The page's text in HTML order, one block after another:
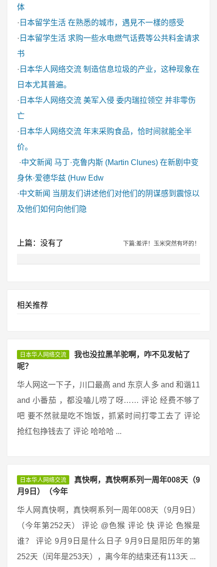
体
· 日本留学生活 在熟悉的城市，遇見不一樣的感受
· 日本留学生活 求购一些水电燃气话费等公共料金请求
书
· 日本华人网络交流 制造信息垃圾的产业，这种现象在
日本尤其普遍。
· 日本华人网络交流 美军入侵 委内瑞拉领空 并非零伤
亡
· 日本华人网络交流 年末采购食品，恰时间就能全半
价。
·中文新闻 马丁·克鲁内斯 (Martin Clunes) 在新剧中变
身休·爱德华兹 (Huw Edw
·中文新闻 当朋友们讲述他们对他们的阴谋感到震惊以
及他们如何向他们隐
上篇：没有了 下篇:差评！玉米突然有坏的！
相关推荐
日本华人网络交流
我也没拉黑羊驼啊，咋不见发帖了
呢？
华人网这一下子，川口最高 and 东京人多 and 和谐11
and 小番茄 ，都没嗑儿唠了呀…… 评论 经费不够了
吧 要不然就是吃不饱饭，抓紧时间打零工去了 评论
抢红包挣钱去了 评论 哈哈哈 ...
日本华人网络交流
真快啊，真快啊系列一周年008天（9
月9日）（今年
华人网真快啊，真快啊系列一周年008天（9月9日）
（今年第252天） 评论 @色猴 评论 快 评论 色猴是
谁？ 评论 9月9日是什么日子 9月9日是阳历年的第
252天（闰年是253天），离今年的结束还有113天 ...